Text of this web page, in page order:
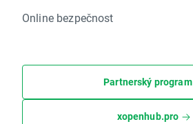
Online bezpečnost
Partnerský program
xopenhub.pro